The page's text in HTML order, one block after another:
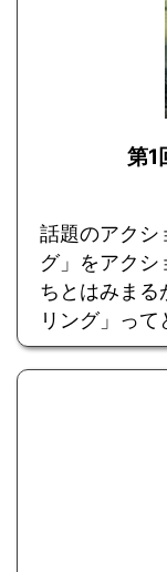
第1
話題のアクシ
グ」をアクシ
ちとはみまる
リング」って